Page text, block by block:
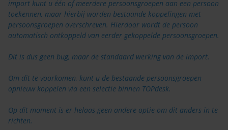
import kunt u één of meerdere persoonsgroepen aan een persoon
toekennen, maar hierbij worden bestaande koppelingen met
persoonsgroepen overschreven. Hierdoor wordt de persoon
automatisch ontkoppeld van eerder gekoppelde persoonsgroepen.
Dit is dus geen bug, maar de standaard werking van de import.
Om dit te voorkomen, kunt u de bestaande persoonsgroepen
opnieuw koppelen via een selectie binnen TOPdesk.
Op dit moment is er helaas geen andere optie om dit anders in te
richten.